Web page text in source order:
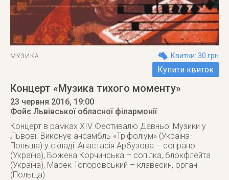
МУЗИКА Квитки: 30 грн
Купити квиток
Концерт «Музика тихого моменту»
23 червня 2016, 19:00
Фойє Львівської обласної філармонії
Концерт в рамках XIV Фестивалю Давньої Музики у
Львові. Виконує ансамбль «Тріфоліум» (Україна-
Польща) у складі: Анастасія Арбузова – сопрано
(Україна), Божена Корчинська – сопілка, блокфлейта
(Україна), Марек Топоровський – клавесин, орган
(Польща)